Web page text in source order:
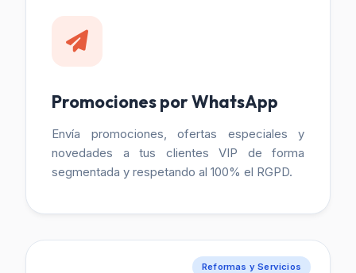
Promociones por WhatsApp
Envía promociones, ofertas especiales y
novedades a tus clientes VIP de forma
segmentada y respetando al 100% el RGPD.
Reformas y Servicios